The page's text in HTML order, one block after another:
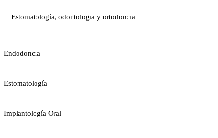
Estomatología, odontología y ortodoncia
Endodoncia
Estomatología
Implantología Oral